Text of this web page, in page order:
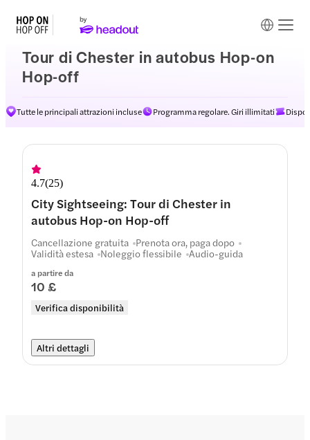
Tour di Chester in autobus Hop-on
Hop-off
Tutte le principali attrazioni incluse Programma regolare. Giri illimitati
4.7(25)
City Sightseeing: Tour di Chester in
autobus Hop-on Hop-off
a partire da
10 £
Verifica disponibilità
Cancellazione gratuita Prenota ora, paga dopo
Validità estesa Noleggio flessibile Audio-guida
Altri dettagli